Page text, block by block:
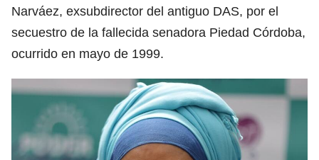
Narváez, exsubdirector del antiguo DAS, por el
secuestro de la fallecida senadora Piedad Córdoba,
ocurrido en mayo de 1999.